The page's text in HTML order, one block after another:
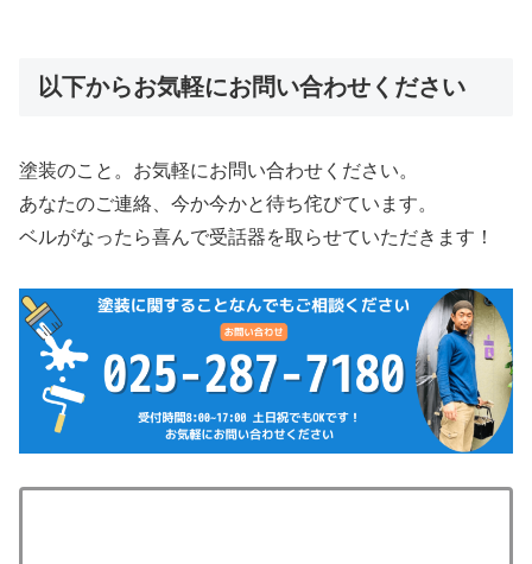
以下からお気軽にお問い合わせください
塗装のこと。お気軽にお問い合わせください。
あなたのご連絡、今か今かと待ち侘びています。
ベルがなったら喜んで受話器を取らせていただきます！